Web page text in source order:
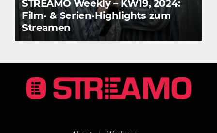
STREAMO Weekly – KW19, 2024:
Film- & Serien-Highlights zum
Streamen